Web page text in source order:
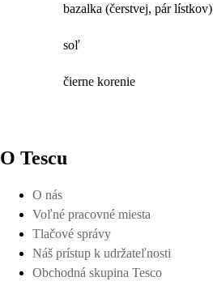
bazalka (čerstvej, pár lístkov)
soľ
čierne korenie
O Tescu
O nás
Voľné pracovné miesta
Tlačové správy
Náš prístup k udržateľnosti
Obchodná skupina Tesco